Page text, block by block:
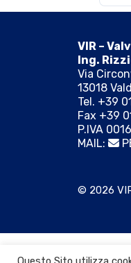
VIR –
Ing.
Via
13018
Tel. +39
Fax +39
P.IVA
MAIL:
© 2026